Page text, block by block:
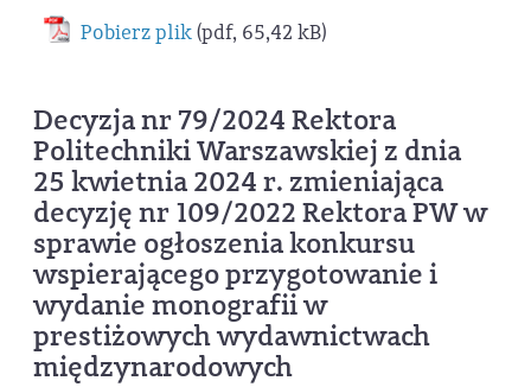
Pobierz plik(pdf, 65,42 kB)
Decyzja nr 79/2024 Rektora
Politechniki Warszawskiej z dnia
25 kwietnia 2024 r. zmieniająca
decyzję nr 109/2022 Rektora PW w
sprawie ogłoszenia konkursu
wspierającego przygotowanie i
wydanie monografii w
prestiżowych wydawnictwach
międzynarodowych